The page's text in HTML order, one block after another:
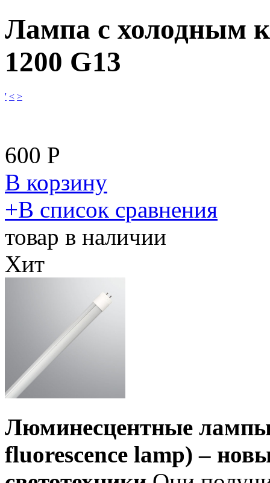
Лампа с холодным
1200 G13
' < >
600 Р
В корзину
​+В список сравнения
товар в наличии
Хит
Люминесцентные
fluorescence lamp) –